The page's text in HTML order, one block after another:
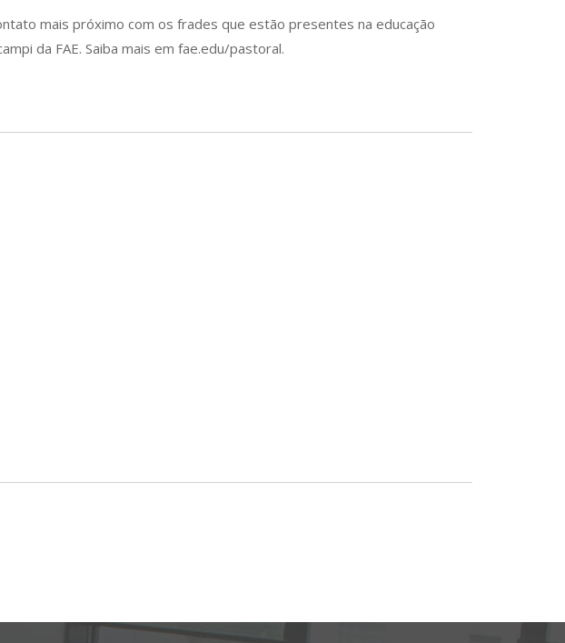
mais próximo com os frades que estão presentes na educação
da FAE. Saiba mais em fae.edu/pastoral.